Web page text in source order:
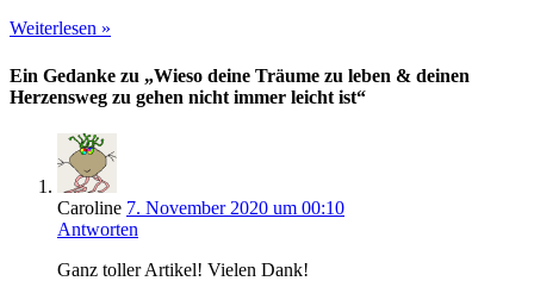
Weiterlesen »
Nomaden
und
sie
online
verdienen
–
Podcast
Serie
Ein Gedanke zu „Wieso deine Träume zu leben & deinen
Herzensweg zu gehen nicht immer leicht ist“
Caroline 7. November 2020 um 00:10
Antworten
Ganz toller Artikel! Vielen Dank!